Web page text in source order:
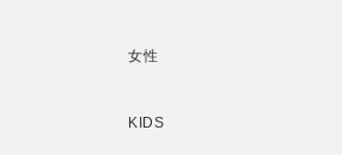
女性
KIDS